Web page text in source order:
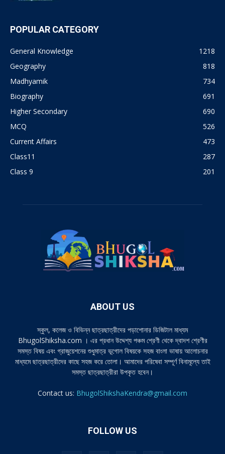
POPULAR CATEGORY
General Knowledge
1218
Geography
818
Madhyamik
734
Biography
691
Higher Secondary
690
MCQ
526
Current Affairs
473
Class11
287
Class 9
201
ABOUT US
স্কুল, কলেজ ও বিভিন্ন ছাত্রছাত্রীদের পড়াশোনার ডিজিটাল মাধ্যম
BhugolShiksha.com । এর প্রধান উদ্দেশ্য পঞ্চম শ্রেণী থেকে দ্বাদশ শ্রেণীর
সমস্ত বিষয় এবং গ্রাজুয়েশনের শুধুমাত্র ভূগোল বিষয়কে সহজ বাংলা ভাষায় আলোচনার
মাধ্যমে ছাত্রছাত্রীদের কাছে সহজ করে তোলা। আমাদের পরিষেবা সম্পূর্ণ বিনামূল্যে তাই
সমস্ত ছাত্রছাত্রীরা উপকৃত হবেন।
Contact us: BhugolShikshaKendra@gmail.com
FOLLOW US